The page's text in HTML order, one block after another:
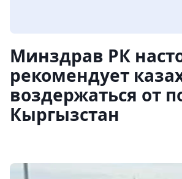
Минздрав РК
рекомендует
воздержаться от
Кыргызстан